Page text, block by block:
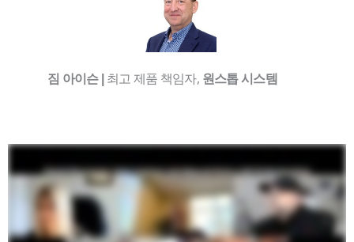
짐 아이슨 | 최고 제품 책임자, 원스톱 시스템